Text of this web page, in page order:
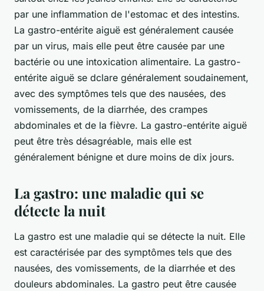
par une inflammation de l'estomac et des intestins.
La gastro-entérite aiguë est généralement causée
par un virus, mais elle peut être causée par une
bactérie ou une intoxication alimentaire. La gastro-
entérite aiguë se dclare généralement soudainement,
avec des symptômes tels que des nausées, des
vomissements, de la diarrhée, des crampes
abdominales et de la fièvre. La gastro-entérite aiguë
peut être très désagréable, mais elle est
généralement bénigne et dure moins de dix jours.
La gastro: une maladie qui se
détecte la nuit
La gastro est une maladie qui se détecte la nuit. Elle
est caractérisée par des symptômes tels que des
nausées, des vomissements, de la diarrhée et des
douleurs abdominales. La gastro peut être causée